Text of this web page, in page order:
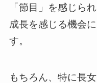
「節目」を感じら
成長を感じる機会
す。
もちろん、特に長